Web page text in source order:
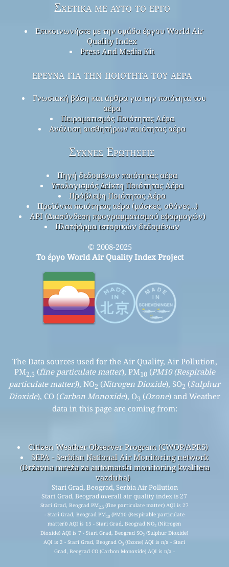
Σχετικά με αυτό το έργο
Επικοινωνήστε με την ομάδα έργου World Air
Quality Index
Press And Media Kit
έρευνα για την ποιότητα του αέρα
Γνωσιακή βάση και άρθρα για την ποιότητα του
αέρα
Πειραματισμός Ποιότητας Αέρα
Ανάλυση αισθητήρων ποιότητας αέρα
Συχνές Ερωτήσεις
Πηγή δεδομένων ποιότητας αέρα
Υπολογισμός Δείκτη Ποιότητας Αέρα
Πρόβλεψη Ποιότητας Αέρα
Προϊόντα ποιότητας αέρα (μάσκες, οθόνες…)
API (Διασύνδεση προγραμματισμού εφαρμογών)
Πλατφόρμα ιστορικών δεδομένων
© 2008-2025
Το έργο World Air Quality Index Project
The Data sources used for the Air Quality, Air Pollution,
PM2.5 (fine particulate matter), PM10(PM10 (Respirable
particulate matter)), NO2 (Nitrogen Dioxide), SO2 (Sulphur
Dioxide), CO (Carbon Monoxide), O3 (Ozone) and Weather
data in this page are coming from:
Citizen Weather Observer Program (CWOP/APRS)
SEPA - Serbian National Air Monitoring network
(Državna mreža za automatski monitoring kvaliteta
vazduha)
Stari Grad, Beograd, Serbia Air Pollution
Stari Grad, Beograd overall air quality index is 27
Stari Grad, Beograd PM2.5(fine particulate matter) AQI is 27
- Stari Grad, Beograd PM10(PM10 (Respirable particulate
matter)) AQI is 15 - Stari Grad, Beograd NO2 (Nitrogen
Dioxide) AQI is 7 - Stari Grad, Beograd SO2 (Sulphur Dioxide)
AQI is 2 - Stari Grad, Beograd O3 (Ozone) AQI is n/a - Stari
Grad, Beograd CO (Carbon Monoxide) AQI is n/a -